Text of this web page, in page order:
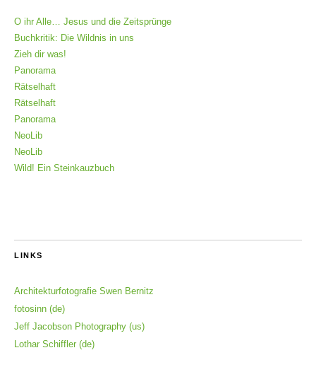
O ihr Alle… Jesus und die Zeitsprünge
Buchkritik: Die Wildnis in uns
Zieh dir was!
Panorama
Rätselhaft
Rätselhaft
Panorama
NeoLib
NeoLib
Wild! Ein Steinkauzbuch
LINKS
Architekturfotografie Swen Bernitz
fotosinn (de)
Jeff Jacobson Photography (us)
Lothar Schiffler (de)